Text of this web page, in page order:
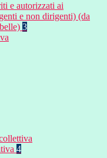
e autorizzati ai
e non dirigenti) (da
3
4